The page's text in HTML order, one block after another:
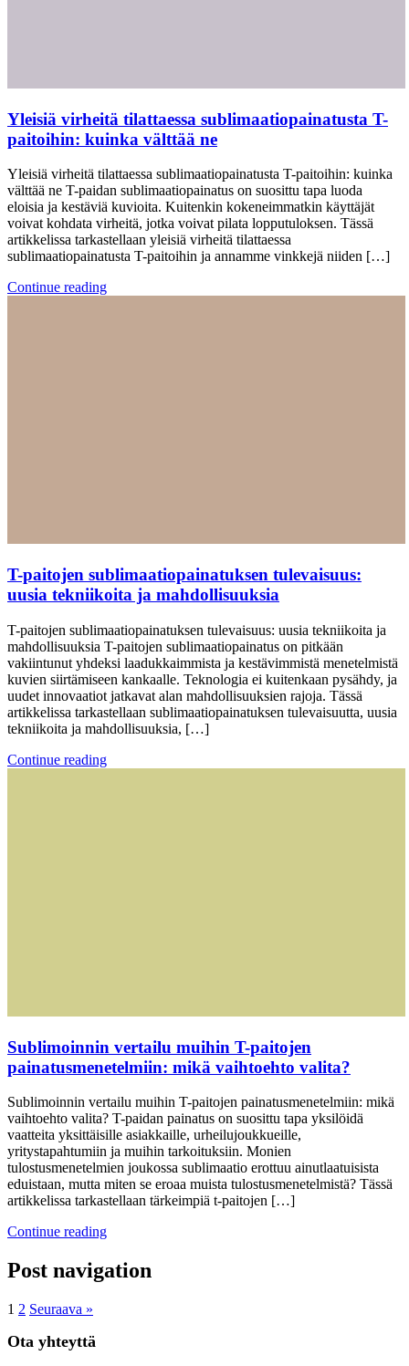
Yleisiä virheitä tilattaessa sublimaatiopainatusta T-
paitoihin: kuinka välttää ne
Yleisiä virheitä tilattaessa sublimaatiopainatusta T-paitoihin: kuinka
välttää ne T-paidan sublimaatiopainatus on suosittu tapa luoda
eloisia ja kestäviä kuvioita. Kuitenkin kokeneimmatkin käyttäjät
voivat kohdata virheitä, jotka voivat pilata lopputuloksen. Tässä
artikkelissa tarkastellaan yleisiä virheitä tilattaessa
sublimaatiopainatusta T-paitoihin ja annamme vinkkejä niiden […]
Continue reading
T-paitojen sublimaatiopainatuksen tulevaisuus:
uusia tekniikoita ja mahdollisuuksia
T-paitojen sublimaatiopainatuksen tulevaisuus: uusia tekniikoita ja
mahdollisuuksia T-paitojen sublimaatiopainatus on pitkään
vakiintunut yhdeksi laadukkaimmista ja kestävimmistä menetelmistä
kuvien siirtämiseen kankaalle. Teknologia ei kuitenkaan pysähdy, ja
uudet innovaatiot jatkavat alan mahdollisuuksien rajoja. Tässä
artikkelissa tarkastellaan sublimaatiopainatuksen tulevaisuutta, uusia
tekniikoita ja mahdollisuuksia, […]
Continue reading
Sublimoinnin vertailu muihin T-paitojen
painatusmenetelmiin: mikä vaihtoehto valita?
Sublimoinnin vertailu muihin T-paitojen painatusmenetelmiin: mikä
vaihtoehto valita? T-paidan painatus on suosittu tapa yksilöidä
vaatteita yksittäisille asiakkaille, urheilujoukkueille,
yritystapahtumiin ja muihin tarkoituksiin. Monien
tulostusmenetelmien joukossa sublimaatio erottuu ainutlaatuisista
eduistaan, mutta miten se eroaa muista tulostusmenetelmistä? Tässä
artikkelissa tarkastellaan tärkeimpiä t-paitojen […]
Continue reading
Post navigation
1 2 Seuraava »
Ota yhteyttä